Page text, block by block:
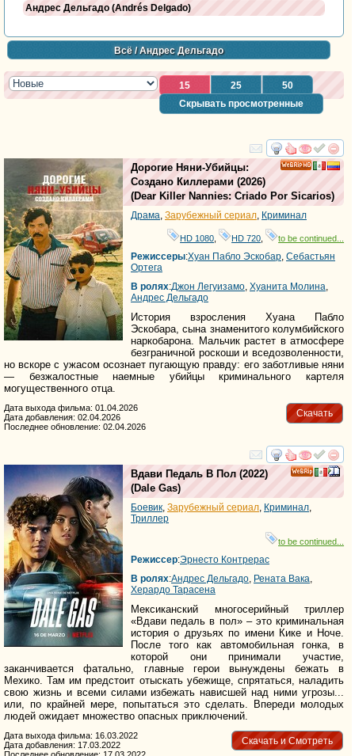
Андрес Дельгадо (Andrés Delgado)
Всё/ Андрес Дельгадо
15 25
50
Скрывать просмотренные
смотреть
Дорогие Няни-Убийцы:
Создано Киллерами (2026)
(Dear Killer Nannies: Criado Por Sicarios)
Драма, Зарубежный сериал, Криминал
HD 1080 HD 720 to be continued...
Режиссеры:Хуан Пабло Эскобар, Себастьян
Ортега
В ролях:Джон Легуизамо, Хуанита Молина,
Андрес Дельгадо
История взросления Хуана Пабло
Эскобара, сына знаменитого колумбийского
наркобарона. Мальчик растет в атмосфере
безграничной роскоши и вседозволенности,
но вскоре с ужасом осознает пугающую правду: его заботливые няни
— безжалостные наемные убийцы криминального картеля
могущественного отца.
Скачать
Дата выхода фильма: 01.04.2026
Дата добавления: 02.04.2026
Последнее обновление: 02.04.2026
смотреть
Вдави Педаль В Пол (2022)
(Dale Gas)
Боевик, Зарубежный сериал, Криминал,
Триллер
to be continued...
Режиссер:Эрнесто Контрерас
В ролях:Андрес Дельгадо, Рената Вака,
Херардо Тарасена
Мексиканский многосерийный триллер
«Вдави педаль в пол» – это криминальная
история о друзьях по имени Кике и Ноче.
После того как автомобильная гонка, в
которой они принимали участие,
заканчивается фатально, главные герои вынуждены бежать в
Мехико. Там им предстоит отыскать убежище, спрятаться, наладить
свою жизнь и всеми силами избежать нависшей над ними угрозы...
или, по крайней мере, попытаться это сделать. Впереди молодых
людей ожидает множество опасных приключений.
Скачать и Смотреть
Дата выхода фильма: 16.03.2022
Дата добавления: 17.03.2022